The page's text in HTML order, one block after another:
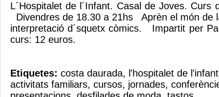
L´Hospitalet de l´Infant. Casal de Joves. Curs
Divendres de 18.30 a 21hs Aprèn el món de
interpretació d´squetx còmics. Impartit per
curs: 12 euros.
Etiquetes: costa daurada, l'hospitalet de l'infant
activitats familiars, cursos, jornades,